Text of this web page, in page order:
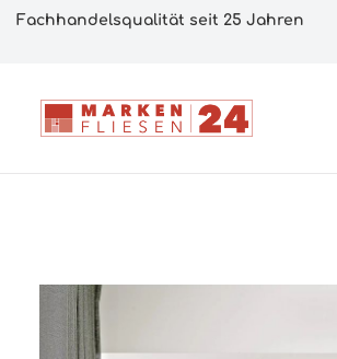
Fachhandelsqualität seit 25 Jahren